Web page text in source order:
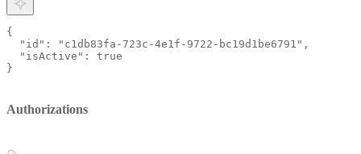
{
  "id": "c1db83fa-723c-4e1f-9722-bc19d1be6791",
  "isActive": true
}
Authorizations